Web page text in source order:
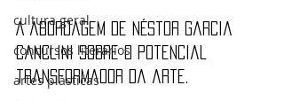
cultura geral
concursos literários
artes plásticas
A abordagem de Néstor Garcia
Canclini sobre o potencial
transformador da arte.